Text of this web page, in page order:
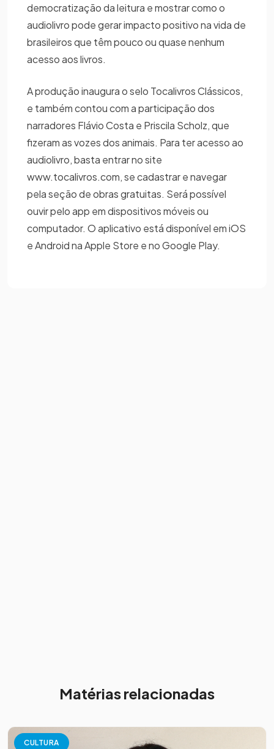
democratização da leitura e mostrar como o
audiolivro pode gerar impacto positivo na vida de
brasileiros que têm pouco ou quase nenhum
acesso aos livros.
A produção inaugura o selo Tocalivros Clássicos,
e também contou com a participação dos
narradores Flávio Costa e Priscila Scholz, que
fizeram as vozes dos animais. Para ter acesso ao
audiolivro, basta entrar no site
www.tocalivros.com, se cadastrar e navegar
pela seção de obras gratuitas. Será possível
ouvir pelo app em dispositivos móveis ou
computador. O aplicativo está disponível em iOS
e Android na Apple Store e no Google Play.
Matérias relacionadas
CULTURA